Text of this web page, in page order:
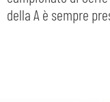
della A è sempre